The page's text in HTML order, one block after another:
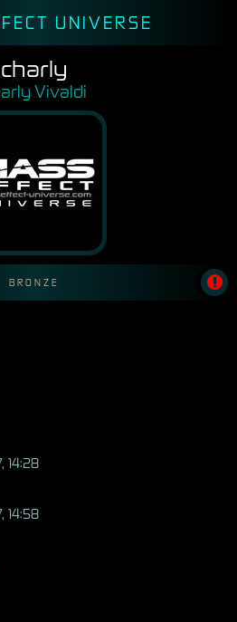
UNIVERSE
charly
Vivaldi
BRONZE
14:28
14:58